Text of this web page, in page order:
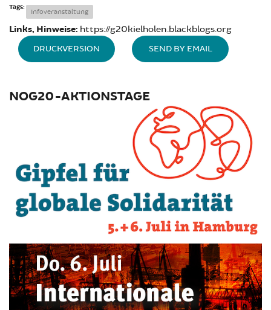
Tags:
Infoveranstaltung
Links, Hinweise: https://g20kielholen.blackblogs.org
DRUCKVERSION SEND BY EMAIL
NOG20-AKTIONSTAGE